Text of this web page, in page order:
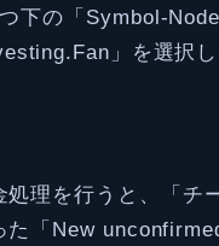
下の「Symbol-
」を選択し
理を行うと、「チ
た「New